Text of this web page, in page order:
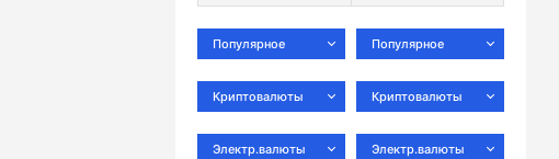
Популярное
Криптовалюты
Электр.валюты
Популярное
Криптовалюты
Электр.валюты